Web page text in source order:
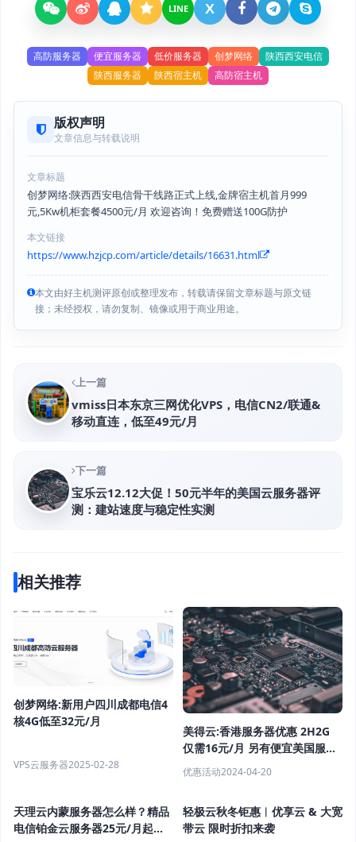
LINE X
高防服务器 便宜服务器 低价服务器 创梦网络
陕西西安电信
陕西服务器
陕西宿主机 高防宿主机
版权声明
文章信息与转载说明
文章标题
创梦网络:陕西西安电信骨干线路正式上线,金牌宿主机首月999
元,5Kw机柜套餐4500元/月 欢迎咨询！免费赠送100G防护
本文链接
https://www.hzjcp.com/article/details/16631.html
本文由好主机测评原创或整理发布，转载请保留文章标题与原文链
接；未经授权，请勿复制、镜像或用于商业用途。
上一篇
vmiss日本东京三网优化VPS，电信CN2/联通&
移动直连，低至49元/月
下一篇
宝乐云12.12大促！50元半年的美国云服务器评
测：建站速度与稳定性实测
相关推荐
创梦网络:新用户四川成都电信4
核4G低至32元/月
VPS云服务器2025-02-28
美得云:香港服务器优惠 2H2G
仅需16元/月 另有便宜美国服务
器 便宜国内服务器 便宜高防服
务器出售
优惠活动2024-04-20
天理云内蒙服务器怎么样？精品
电信铂金云服务器25元/月起推
轻极云秋冬钜惠︱优享云 & 大宽
带云 限时折扣来袭